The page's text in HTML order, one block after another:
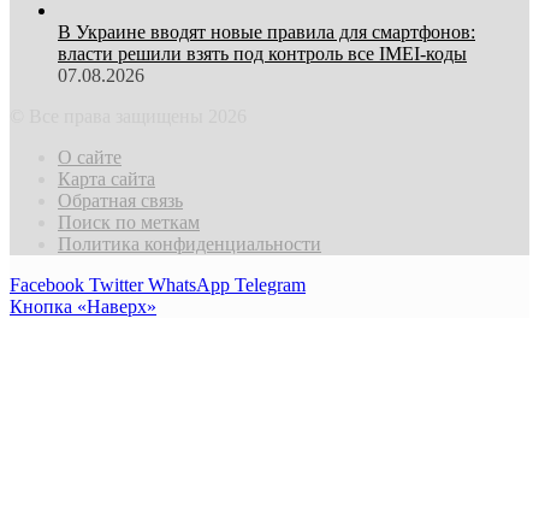
В Украине вводят новые правила для смартфонов:
власти решили взять под контроль все IMEI-коды
07.08.2026
О сайте
Карта сайта
Обратная связь
Поиск по меткам
Политика конфиденциальности
Facebook Twitter WhatsApp Telegram
Кнопка «Наверх»